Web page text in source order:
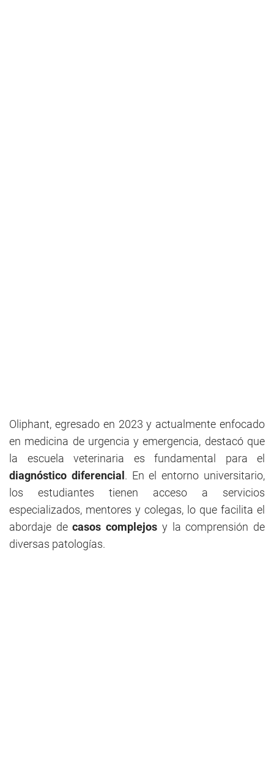
Oliphant, egresado en 2023 y actualmente enfocado
en medicina de urgencia y emergencia, destacó que
la escuela veterinaria es fundamental para el
diagnóstico diferencial . En el entorno universitario,
los estudiantes tienen acceso a servicios
especializados, mentores y colegas, lo que facilita el
abordaje decasos complejos y la comprensión de
diversas patologías.